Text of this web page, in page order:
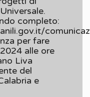
completo:
per fare
alle ore
Liva
del
e